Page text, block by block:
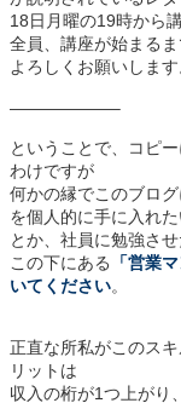
18日月曜の19時から
全員、講座が始まる
よろしくお願いします
——————–
ということで、コピ
わけですが
何かの縁でこのブロ
を個人的に手に入れた
とか、社員に勉強さ
この下にある
「営業
いてください。
正直な所私がこのス
リットは
収入の桁が1つ上がり